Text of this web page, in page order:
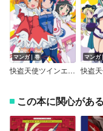
マンガ｜巻
快盗天使ツインエンジェル コミックアラカルト エンジェルSide
マンガ
この本に関心があ